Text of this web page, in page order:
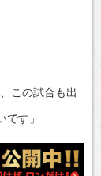
この試合も出
す」